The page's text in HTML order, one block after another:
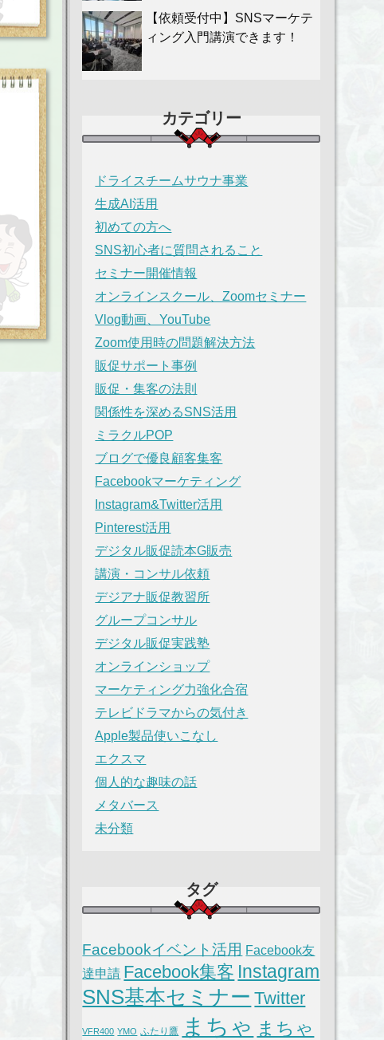
【依頼受付中】SNSマーケテ
ィング入門講演できます！
カテゴリー
ドライスチームサウナ事業
生成AI活用
初めての方へ
SNS初心者に質問されること
セミナー開催情報
オンラインスクール、Zoomセミナー
Vlog動画、YouTube
Zoom使用時の問題解決方法
販促サポート事例
販促・集客の法則
関係性を深めるSNS活用
ミラクルPOP
ブログで優良顧客集客
Facebookマーケティング
Instagram&Twitter活用
Pinterest活用
デジタル販促読本G販売
講演・コンサル依頼
デジアナ販促教習所
グループコンサル
デジタル販促実践塾
オンラインショップ
マーケティング力強化合宿
テレビドラマからの気付き
Apple製品使いこなし
エクスマ
個人的な趣味の話
メタバース
未分類
タグ
Facebookイベント活用 Facebook友
達申請 Facebook集客 Instagram
SNS基本セミナー Twitter
VFR400 YMO ふたり鷹 まちゃ まちゃ